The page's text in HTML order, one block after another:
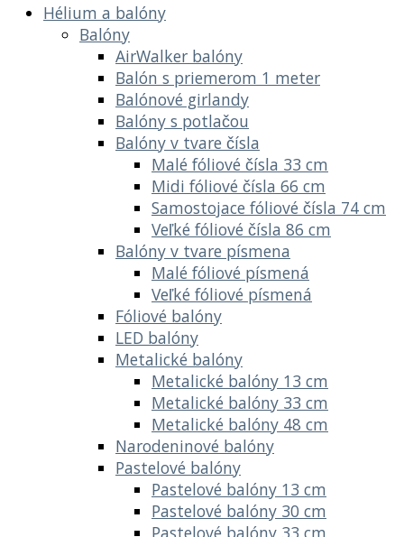
Hélium a balóny
Balóny
AirWalker balóny
Balón s priemerom 1 meter
Balónové girlandy
Balóny s potlačou
Balóny v tvare čísla
Malé fóliové čísla 33 cm
Midi fóliové čísla 66 cm
Samostojace fóliové čísla 74 cm
Veľké fóliové čísla 86 cm
Balóny v tvare písmena
Malé fóliové písmená
Veľké fóliové písmená
Fóliové balóny
LED balóny
Metalické balóny
Metalické balóny 13 cm
Metalické balóny 33 cm
Metalické balóny 48 cm
Narodeninové balóny
Pastelové balóny
Pastelové balóny 13 cm
Pastelové balóny 30 cm
Pastelové balóny 33 cm